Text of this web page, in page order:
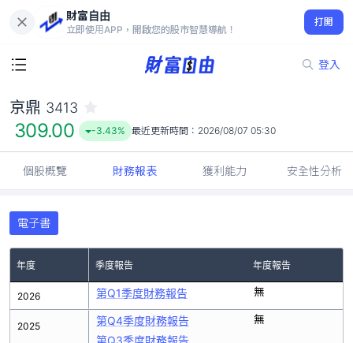
財富自由
立即使用APP，開啟您的股市智慧導航！
打開
登入
309.00
-3.43%
京鼎 3413
309.00 -3.43% 最近更新時間： 2026/08/07 05:30
個股概覽 財務報表 獲利能力 安全性分析
電子書
年度 季度報告 年度報告
2026
2025
第Q1季度財務報告 無
第Q4季度財務報告
第Q3季度財務報告
無